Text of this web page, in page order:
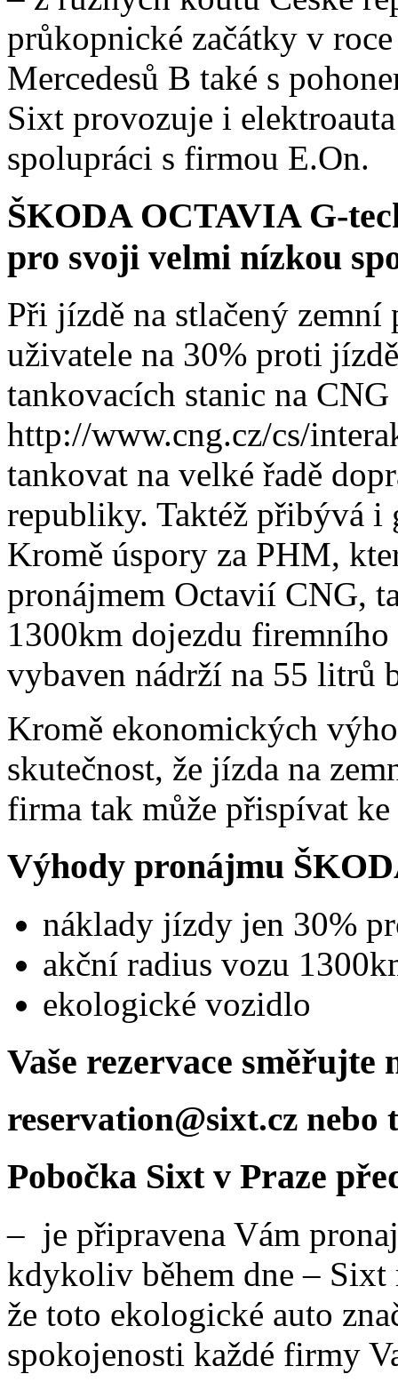
průkopnické začátky v
Mercedesů B také s
Sixt provozuje i
spolupráci s firmou E.On.
ŠKODA OCTAVIA G-
pro svoji velmi nízkou
Při jízdě na stlačený
uživatele na 30% proti
tankovacích stanic na
http://www.cng.cz/cs/
tankovat na velké řadě
republiky. Taktéž přibývá i
Kromě úspory za PHM,
pronájmem Octavií CNG,
1300km dojezdu
vybaven nádrží na 55 litrů
Kromě ekonomických
skutečnost, že jízda na
firma tak může přispívat
Výhody pronájmu
náklady jízdy jen 30%
akční radius vozu
ekologické vozidlo
Vaše rezervace směřujte
reservation@sixt.cz nebo
Pobočka Sixt v Praze
– je připravena Vám
kdykoliv během dne – Sixt
že toto ekologické auto
spokojenosti každé firmy